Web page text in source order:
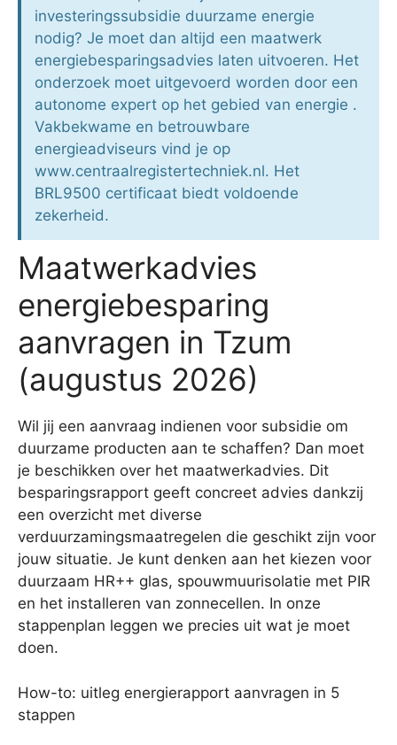
investeringssubsidie duurzame energie
nodig? Je moet dan altijd een maatwerk
energiebesparingsadvies laten uitvoeren. Het
onderzoek moet uitgevoerd worden door een
autonome expert op het gebied van energie .
Vakbekwame en betrouwbare
energieadviseurs vind je op
www.centraalregistertechniek.nl. Het
BRL9500 certificaat biedt voldoende
zekerheid.
Maatwerkadvies
energiebesparing
aanvragen in Tzum
(augustus 2026)
Wil jij een aanvraag indienen voor subsidie om
duurzame producten aan te schaffen? Dan moet
je beschikken over het maatwerkadvies. Dit
besparingsrapport geeft concreet advies dankzij
een overzicht met diverse
verduurzamingsmaatregelen die geschikt zijn voor
jouw situatie. Je kunt denken aan het kiezen voor
duurzaam HR++ glas, spouwmuurisolatie met PIR
en het installeren van zonnecellen. In onze
stappenplan leggen we precies uit wat je moet
doen.
How-to: uitleg energierapport aanvragen in 5
stappen